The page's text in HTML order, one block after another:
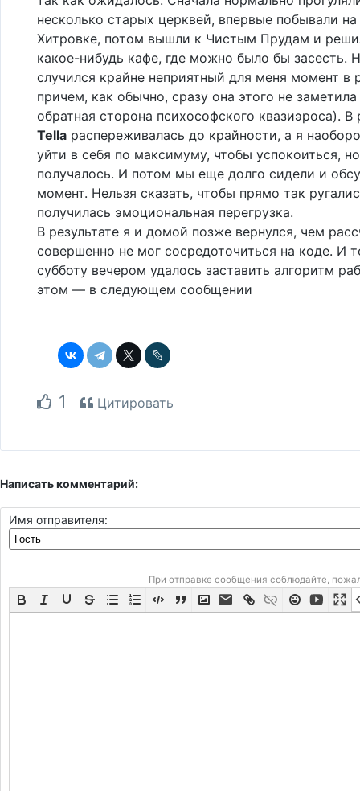
несколько старых церквей, впервые побывали на
Хитровке, потом вышли к Чистым Прудам и
какое-нибудь кафе, где можно было бы засесть.
случился крайне неприятный для меня момент в
причем, как обычно, сразу она этого не заметила
обратная сторона психософского квазиэроса). В
Tella распереживалась до крайности, а я
уйти в себя по максимуму, чтобы успокоиться,
получалось. И потом мы еще долго сидели и
момент. Нельзя сказать, чтобы прямо так
получилась эмоциональная перегрузка.
В результате я и домой позже вернулся, чем
совершенно не мог сосредоточиться на коде. И
субботу вечером удалось заставить алгоритм
этом — в следующем сообщении
1 Цитировать
Написать комментарий:
Имя отправителя:
При отправке сообщения соблюдайте,